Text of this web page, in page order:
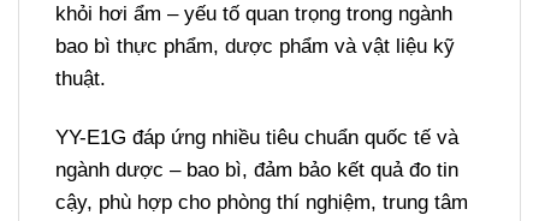
khỏi hơi ẩm – yếu tố quan trọng trong ngành
bao bì thực phẩm, dược phẩm và vật liệu kỹ
thuật.
YY-E1G đáp ứng nhiều tiêu chuẩn quốc tế và
ngành dược – bao bì, đảm bảo kết quả đo tin
cậy, phù hợp cho phòng thí nghiệm, trung tâm